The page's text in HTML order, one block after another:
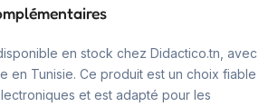
en stock chez Didactico.tn, avec
en Tunisie. Ce produit est un choix fiable
et est adapté pour les